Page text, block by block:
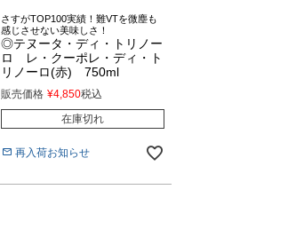
さすがTOP100実績！難VTを微塵も
感じさせない美味しさ！
◎テヌータ・ディ・トリノー
ロ レ・クーポレ・ディ・ト
リノーロ(赤) 750ml
販売価格 ¥4,850税込
在庫切れ
再入荷お知らせ